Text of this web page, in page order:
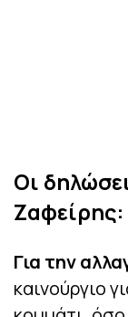
Οι
Ζαφείρης:
Για την
καινούργιο